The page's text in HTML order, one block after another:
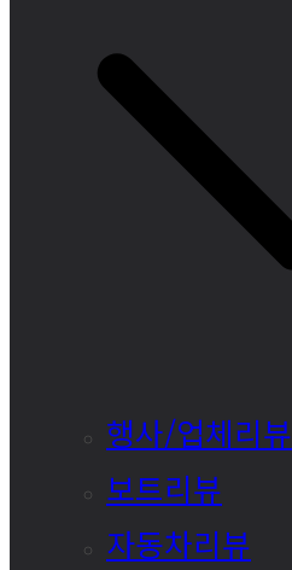
행사/업체리뷰
보트리뷰
자동차리뷰